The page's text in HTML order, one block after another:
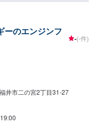
ーのエンジンフ
-(-件)
井市二の宮2丁目31-27